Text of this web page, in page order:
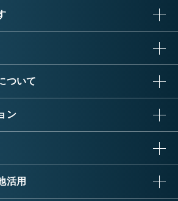
ついて
ン
活用